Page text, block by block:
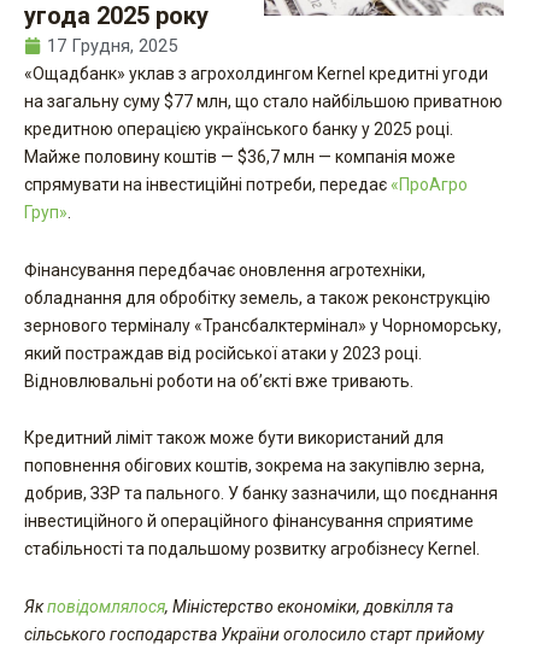
угода 2025 року
17 Грудня, 2025
«Ощадбанк» уклав з агрохолдингом Kernel кредитні угоди
на загальну суму $77 млн, що стало найбільшою приватною
кредитною операцією українського банку у 2025 році.
Майже половину коштів — $36,7 млн — компанія може
спрямувати на інвестиційні потреби, передає «ПроАгро
Груп»
Фінансування передбачає оновлення агротехніки,
обладнання для обробітку земель, а також реконструкцію
зернового терміналу «Трансбалктермінал» у Чорноморську,
який постраждав від російської атаки у 2023 році.
Відновлювальні роботи на об’єкті вже тривають.
Кредитний ліміт також може бути використаний для
поповнення обігових коштів, зокрема на закупівлю зерна,
добрив, ЗЗР та пального. У банку зазначили, що поєднання
інвестиційного й операційного фінансування сприятиме
стабільності та подальшому розвитку агробізнесу Kernel.
Якповідомлялося, Міністерство економіки, довкілля та
сільського господарства України оголосило старт прийому